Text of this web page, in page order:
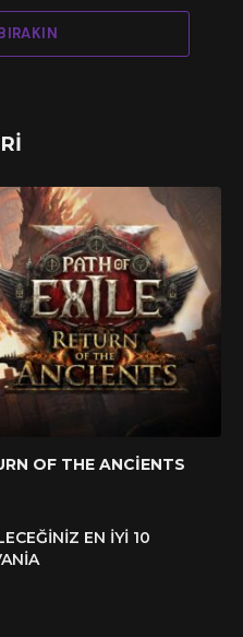
OF THE ANCIENTS
EN İYI 10